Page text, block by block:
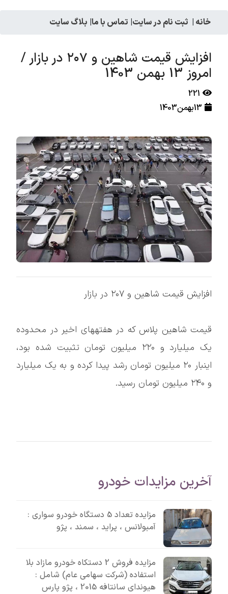
خانه | ثبت نام در سایت| تماس با ما| بلاگ سایت
افزایش قیمت شاهین و ۲۰۷ در بازار /
امروز 13 بهمن 1403
221
13بهمن1403
افزایش قیمت شاهین و ۲۰۷ در بازار
قیمت شاهین پلاس که در هفتههای اخیر در محدوده
یک میلیارد و ۲۲۰ میلیون تومان تثبیت شده بود،
اینبار ۲۰ میلیون تومان رشد پیدا کرده و به یک میلیارد
و ۲۴۰ میلیون تومان رسید.
آخرین مزایدات خودرو
مزایده تعداد 5 دستگاه خودرو سواری :
آمبولانس ، پراید ، سمند ، پژو
مزایده فروش 2 دستکاه خودرو مازاد بلا
استفاده (شرکت سهامی عام) شامل :
هیوندای سانتافه 2015 ، پژو پارس